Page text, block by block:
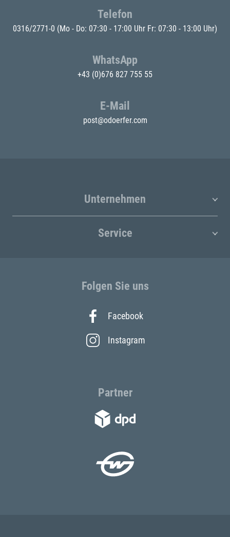
Telefon
0316/2771-0 (Mo - Do: 07:30 - 17:00 Uhr Fr: 07:30 - 13:00 Uhr)
WhatsApp
+43 (0)676 827 755 55
E-Mail
post@odoerfer.com
Unternehmen
Service
Folgen Sie uns
Facebook
Instagram
Partner